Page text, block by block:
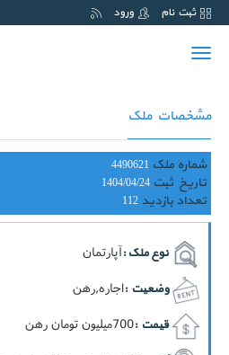
ثبت نام ورود
Toggle
مشخصات ملک
شماره ملک 4490621
تاریخ ثبت 1404/04/24
تعداد بازدید 112
نوع ملک :آپارتمان
وضعیت :اجاره,رهن
قیمت :700ميليون تومان رهن